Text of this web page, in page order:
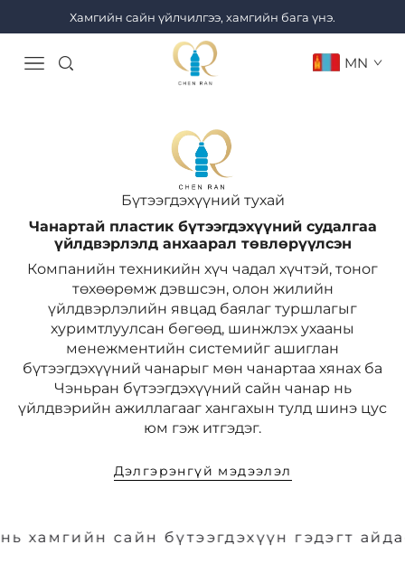
Хамгийн сайн үйлчилгээ, хамгийн бага үнэ.
MN
Бүтээгдэхүүний тухай
Чанартай пластик бүтээгдэхүүний судалгаа
үйлдвэрлэлд анхаарал төвлөрүүлсэн
Компанийн техникийн хүч чадал хүчтэй, тоног
төхөөрөмж дэвшсэн, олон жилийн
үйлдвэрлэлийн явцад баялаг туршлагыг
хуримтлуулсан бөгөөд, шинжлэх ухааны
менежментийн системийг ашиглан
бүтээгдэхүүний чанарыг мөн чанартаа хянах ба
Чэньран бүтээгдэхүүний сайн чанар нь
үйлдвэрийн ажиллагааг хангахын тулд шинэ цус
юм гэж итгэдэг.
Дэлгэрэнгүй мэдээлэл
сайн бүтээгдэхүүн гэдэгт айдасгүй